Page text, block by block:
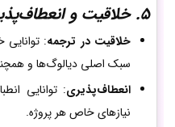
5. خلاقیت و انعطاف‌پذیری
خلاقیت در ترجمه:
سبک اصلی دیالوگ‌ها و
انعطاف‌پذیری: توانایی
نیازهای خاص هر پروژه.